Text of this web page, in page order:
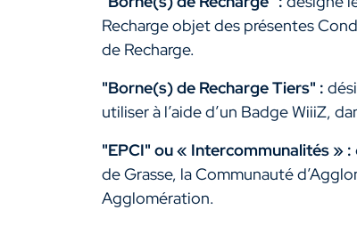
Recharge objet des présentes
de Recharge.
"Borne(s) de Recharge Tiers" :
utiliser à l’aide d’un Badge WiiiZ,
"EPCI" ou « Intercommunalités » :
de Grasse, la Communauté
Agglomération.